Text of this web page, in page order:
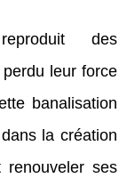
des
leur force
banalisation
la création
renouveler ses